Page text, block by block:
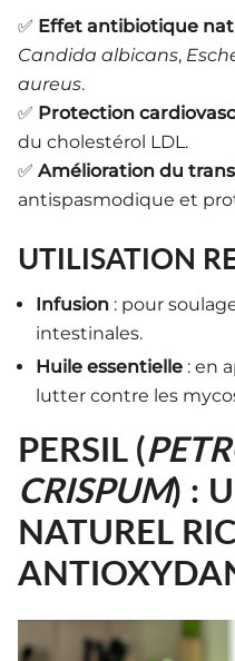
✅ Effet antibiotique
Candida albicans,
aureus.
✅ Protection
du cholestérol LDL.
✅ Amélioration du
antispasmodique et
UTILISATION
Infusion : pour
intestinales.
Huile essentielle : en
lutter contre les
PERSIL (
CRISPUM) :
NATUREL